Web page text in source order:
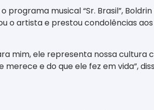
musical “Sr. Brasil”,
o artista e prestou condolências
mim, ele representa nossa cultura
e do que ele fez em vida”,